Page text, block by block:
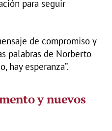
para seguir
de compromiso y
palabras de Norberto
hay esperanza”.
y nuevos